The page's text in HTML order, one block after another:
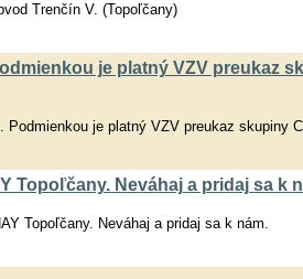
Trenčín V. (Topoľčany)
je platný VZV preukaz
je platný VZV preukaz skupiny
Topoľčany. Neváhaj a pridaj sa k
Topoľčany. Neváhaj a pridaj sa k nám.